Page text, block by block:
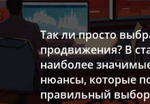
Так ли просто
продвижения? В
наиболее
нюансы, которые
правильный